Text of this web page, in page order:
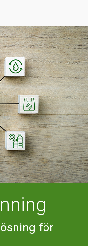
för